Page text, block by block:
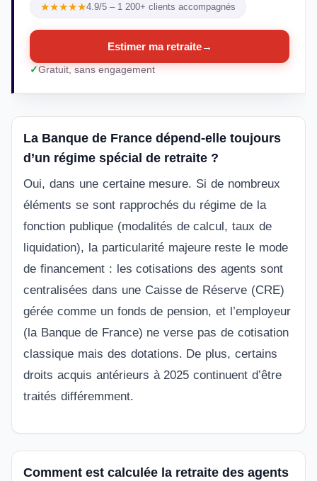
★★★★★4.9/5 – 1 200+ clients accompagnés
Estimer ma retraite→
Gratuit, sans engagement
La Banque de France dépend-elle toujours
d’un régime spécial de retraite ?
Oui, dans une certaine mesure. Si de nombreux
éléments se sont rapprochés du régime de la
fonction publique (modalités de calcul, taux de
liquidation), la particularité majeure reste le mode
de financement : les cotisations des agents sont
centralisées dans une Caisse de Réserve (CRE)
gérée comme un fonds de pension, et l’employeur
(la Banque de France) ne verse pas de cotisation
classique mais des dotations. De plus, certains
droits acquis antérieurs à 2025 continuent d’être
traités différemment.
Comment est calculée la retraite des agents